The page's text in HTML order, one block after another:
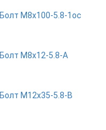
Болт М8х100-5.8-1ос
Болт М8х12-5.8-А
Болт М12х35-5.8-В